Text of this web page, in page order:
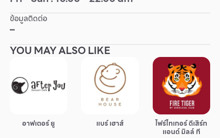
Service
Superstores
กิจกรรมและโปรโมชั่น
ข้อมูลติดต่อ
–
YOU MAY ALSO LIKE
อาฟเตอร์ ยู แบร์ เฮาส์ ไฟร์ไทเกอร์ ดีเสิร์ท
แอนด์ มิลล์ ที